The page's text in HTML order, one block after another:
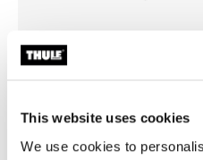
This website uses cookies
We use cookies to
защита для карбоновых рам